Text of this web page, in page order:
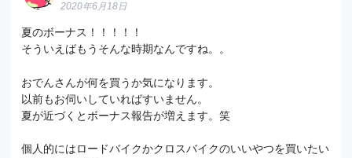
2020年6月18日
夏のボーナス！！！！！
そういえばもうそんな時期なんですね。。
おでんさんが何を買うか気になります。
以前もお伺いしていればすいません。
夏が近づくとボーナス報告が増えます。笑
個人的にはロードバイクかクロスバイクのいいやつを買いたい